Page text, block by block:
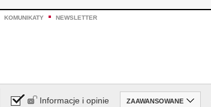
KOMUNIKATY NEWSLETTER
Informacje i opinie ZAAWANSOWANE